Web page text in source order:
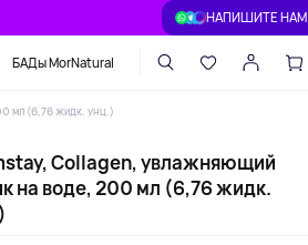
НАПИШИТЕ НАМ
БАДы MorNatural
мл (6,76 жидк. унц.)
Collagen, увлажняющий
на воде, 200 мл (6,76 жидк.